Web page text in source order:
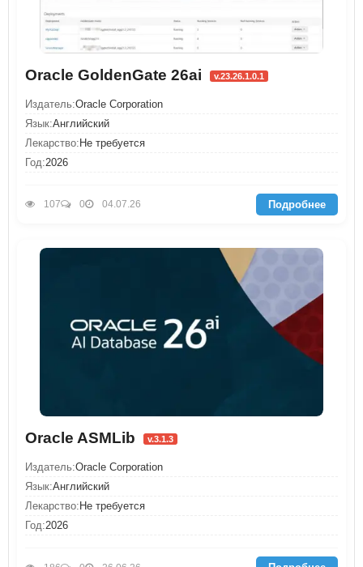
Oracle GoldenGate 26ai v.23.26.1.0.1
Издатель:Oracle Corporation
Язык:Английский
Лекарство: Не требуется
Год:2026
107 0 04.07.26 Подробнее
Oracle ASMLib v.3.1.3
Издатель:Oracle Corporation
Язык:Английский
Лекарство: Не требуется
Год:2026